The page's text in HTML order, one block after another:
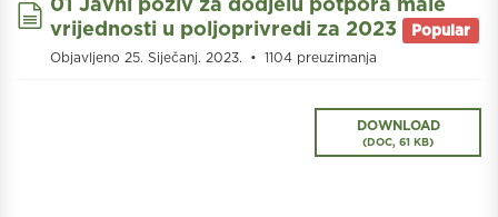
document
vrijednosti u poljoprivredi za 2023
Popular
Objavljeno 25. Siječanj. 2023. 1104 preuzimanja
DOWNLOAD
(DOC, 61 KB)